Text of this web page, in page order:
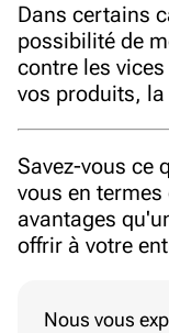
Dans certains
possibilité de
contre les
vos produits,
Savez-vous ce
vous en
avantages
offrir à votre
Nous vous